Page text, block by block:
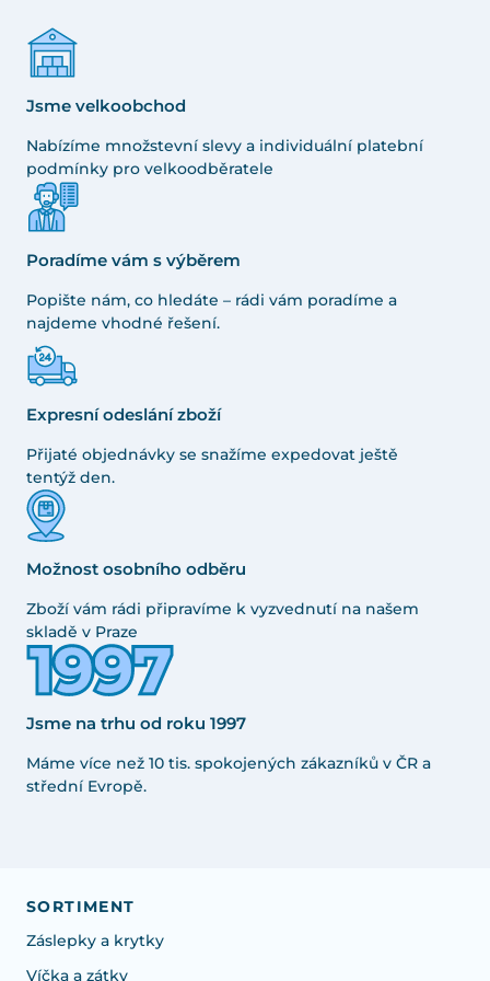
Jsme velkoobchod
Nabízíme množstevní slevy a individuální platební
podmínky pro velkoodběratele
Poradíme vám s výběrem
Popište nám, co hledáte – rádi vám poradíme a
najdeme vhodné řešení.
Expresní odeslání zboží
Přijaté objednávky se snažíme expedovat ještě
tentýž den.
Možnost osobního odběru
Zboží vám rádi připravíme k vyzvednutí na našem
skladě v Praze
Jsme na trhu od roku 1997
Máme více než 10 tis. spokojených zákazníků v ČR a
střední Evropě.
SORTIMENT
Záslepky a krytky
Víčka a zátky